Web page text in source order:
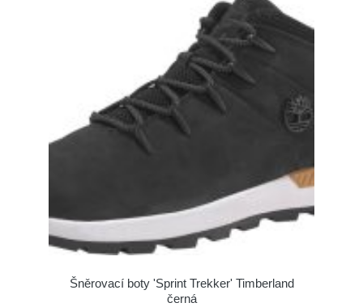
Šněrovací boty 'Sprint Trekker' Timberland
černá